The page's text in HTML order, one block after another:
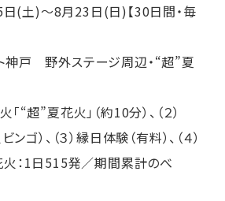
(土)〜8月23日(日)【30日間・毎
神戸 野外ステージ周辺・“超”夏
“超”夏花火」（約10分）、（２）
ゴ）、（３）縁日体験（有料）、（４）
火：1日515発／期間累計のべ